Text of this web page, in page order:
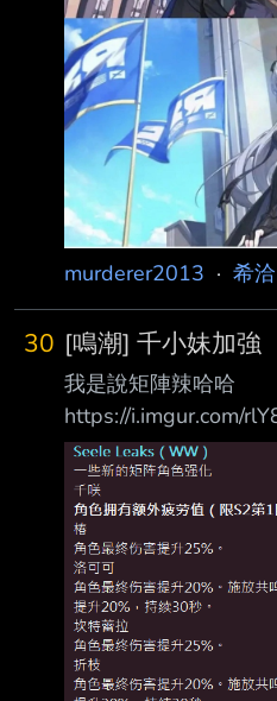
murderer2013 · 希
30 [鳴潮] 千小妹加強
我是說矩陣辣哈哈
https://i.imgur.com/
體力+1 2點夠嗎各位